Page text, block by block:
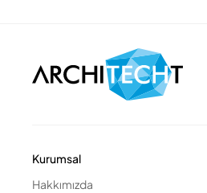
Kurumsal
Hakkımızda